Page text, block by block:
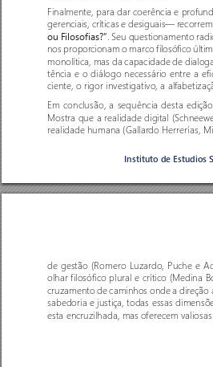
Instituto de Estudios
Finalmente, para dar coerência e pr
gerenciais, críticas e desiguais— r
ou Filosofias?”. Seu questionamento
nos proporcionam o marco filosófico
monolítica, mas da capacidade de
tência e o diálogo necessário entre a
ciente, o rigor investigativo, a
Em conclusão, a sequência desta
Mostra que a realidade digital
realidade humana (Gallardo Herrerías,
de gestão (Romero Luzardo, Puche e
olhar filosófico plural e crítico (Medina
cruzamento de caminhos onde a
sabedoria e justiça, todas essas
esta encruzilhada, mas oferecem